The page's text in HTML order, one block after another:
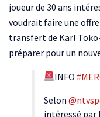
joueur de 30 ans
voudrait faire une
transfert de Karl
préparer pour un
INFO
Selon
intéressé par